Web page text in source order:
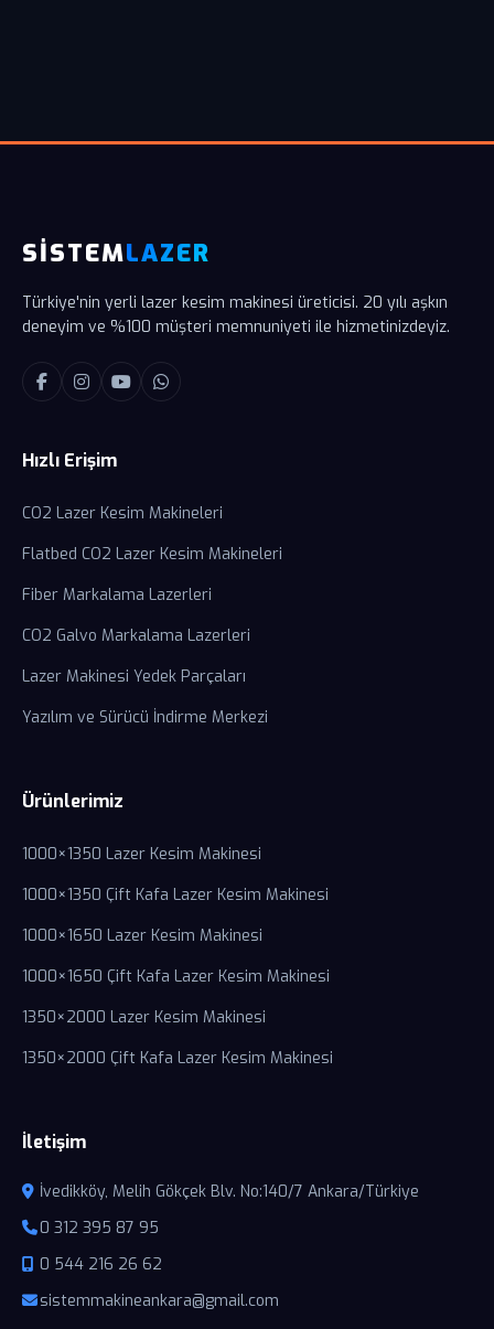
SİSTEMLAZER
Türkiye'nin yerli lazer kesim makinesi üreticisi. 20 yılı aşkın
deneyim ve %100 müşteri memnuniyeti ile hizmetinizdeyiz.
Hızlı Erişim
CO2 Lazer Kesim Makineleri
Flatbed CO2 Lazer Kesim Makineleri
Fiber Markalama Lazerleri
CO2 Galvo Markalama Lazerleri
Lazer Makinesi Yedek Parçaları
Yazılım ve Sürücü İndirme Merkezi
Ürünlerimiz
1000×1350 Lazer Kesim Makinesi
1000×1350 Çift Kafa Lazer Kesim Makinesi
1000×1650 Lazer Kesim Makinesi
1000×1650 Çift Kafa Lazer Kesim Makinesi
1350×2000 Lazer Kesim Makinesi
1350×2000 Çift Kafa Lazer Kesim Makinesi
İletişim
İvedikköy, Melih Gökçek Blv. No:140/7 Ankara/Türkiye
0 312 395 87 95
0 544 216 26 62
sistemmakineankara@gmail.com